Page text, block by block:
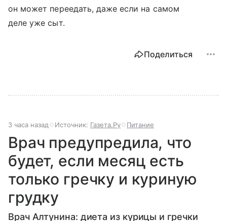
он может переедать, даже если на самом
деле уже сыт.
Поделиться
3 часа назад Источник: Газета.Ру Питание
Врач предупредила, что
будет, если месяц есть
только гречку и куриную
грудку
Врач Алтунина: диета из курицы и гречки